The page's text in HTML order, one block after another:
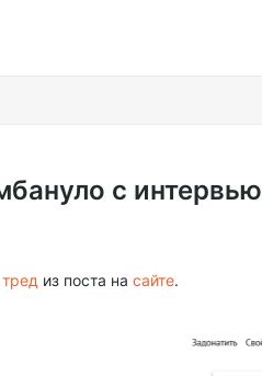
с интервью
тред из поста на сайте.